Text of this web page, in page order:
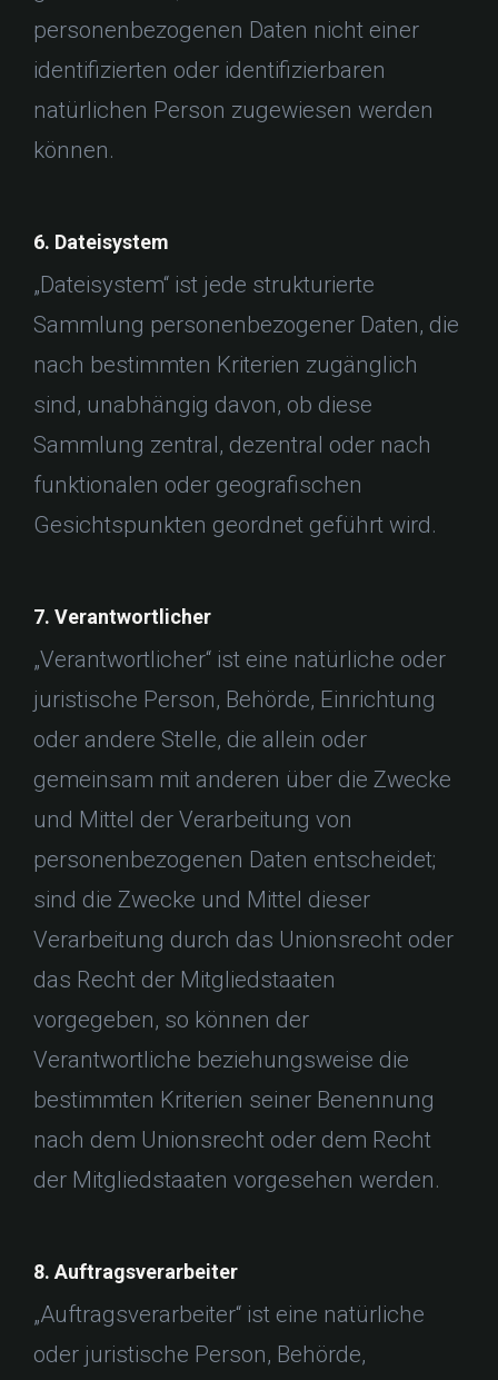
personenbezogenen Daten nicht einer
identifizierten oder identifizierbaren
natürlichen Person zugewiesen werden
können.
6. Dateisystem
„Dateisystem“ ist jede strukturierte
Sammlung personenbezogener Daten, die
nach bestimmten Kriterien zugänglich
sind, unabhängig davon, ob diese
Sammlung zentral, dezentral oder nach
funktionalen oder geografischen
Gesichtspunkten geordnet geführt wird.
7. Verantwortlicher
„Verantwortlicher“ ist eine natürliche oder
juristische Person, Behörde, Einrichtung
oder andere Stelle, die allein oder
gemeinsam mit anderen über die Zwecke
und Mittel der Verarbeitung von
personenbezogenen Daten entscheidet;
sind die Zwecke und Mittel dieser
Verarbeitung durch das Unionsrecht oder
das Recht der Mitgliedstaaten
vorgegeben, so können der
Verantwortliche beziehungsweise die
bestimmten Kriterien seiner Benennung
nach dem Unionsrecht oder dem Recht
der Mitgliedstaaten vorgesehen werden.
8. Auftragsverarbeiter
„Auftragsverarbeiter“ ist eine natürliche
oder juristische Person, Behörde,